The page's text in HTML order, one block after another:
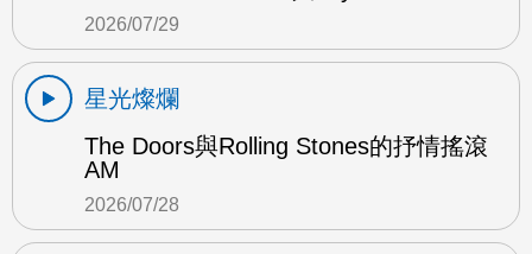
2026/07/29
星光燦爛
The Doors與Rolling Stones的抒情搖滾
AM
2026/07/28